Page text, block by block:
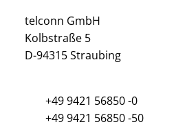
telconn GmbH
Kolbstraße 5
D-94315 Straubing
+49 9421 56850 -0
+49 9421 56850 -50